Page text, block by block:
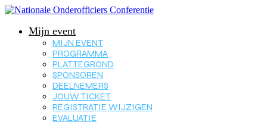
Mijn event
MIJN EVENT
PROGRAMMA
PLATTEGROND
SPONSOREN
DEELNEMERS
JOUW TICKET
REGISTRATIE WIJZIGEN
EVALUATIE